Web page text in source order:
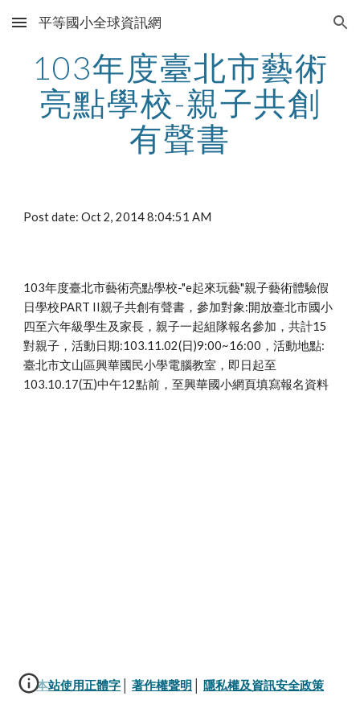
Skip to main content Skip to navigation
平等國小全球資訊網
103年度臺北市藝術
亮點學校-親子共創
有聲書
Post date: Oct 2, 2014 8:04:51 AM
103年度臺北市藝術亮點學校-"e起來玩藝"親子藝術體驗假
日學校PART II親子共創有聲書，參加對象:開放臺北市國小
四至六年級學生及家長，親子一起組隊報名參加，共計15
對親子，活動日期:103.11.02(日)9:00~16:00，活動地點:
臺北市文山區興華國民小學電腦教室，即日起至
103.10.17(五)中午12點前，至興華國小網頁填寫報名資料
本站使用正體字 著作權聲明 隱私權及資訊安全政策